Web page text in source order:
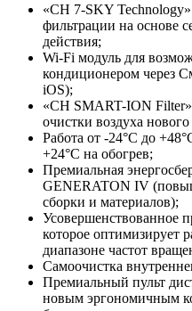
«CH 7-SKY
фильтрации на основе
действия;
Wi-Fi модуль для
кондиционером через
iOS);
«CH SMART-ION Filter»
очистки воздуха
Работа от -24°С до
+24°С на обогрев;
Премиальная
GENERATON IV
сборки и материалов);
Усовершенствованное
которое оптимизирует
диапазоне частот
Самоочистка
Премиальный пульт
новым эргономичным